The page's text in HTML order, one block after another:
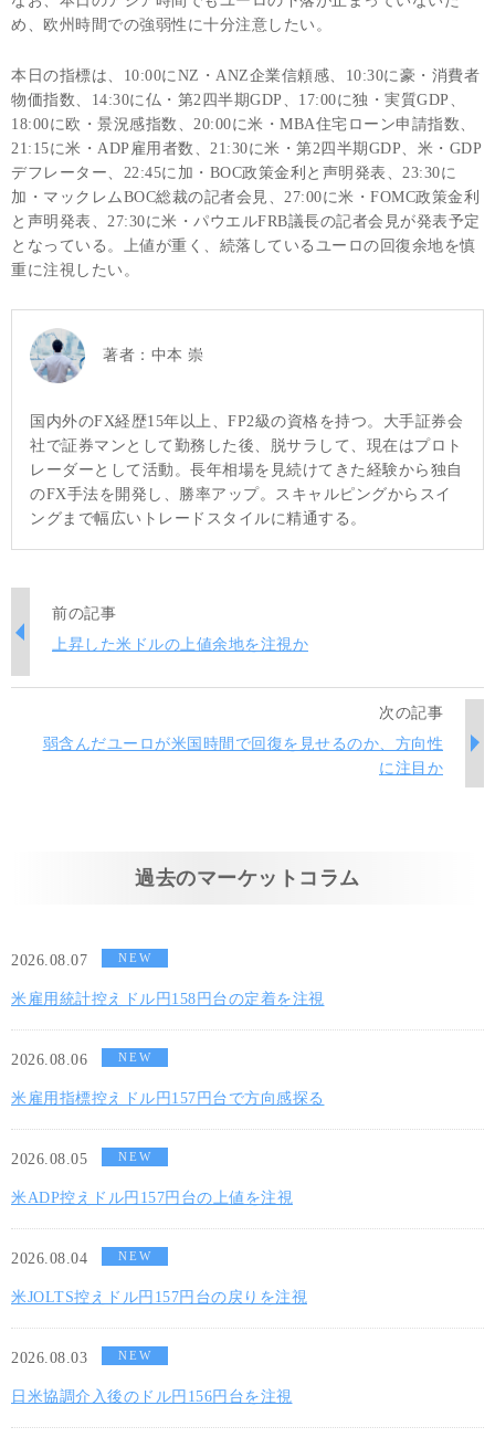
め、欧州時間での強弱性に十分注意したい。
本日の指標は、10:00にNZ・ANZ企業信頼感、10:30に豪・消費者
物価指数、14:30に仏・第2四半期GDP、17:00に独・実質GDP、
18:00に欧・景況感指数、20:00に米・MBA住宅ローン申請指数、
21:15に米・ADP雇用者数、21:30に米・第2四半期GDP、米・GDP
デフレーター、22:45に加・BOC政策金利と声明発表、23:30に
加・マックレムBOC総裁の記者会見、27:00に米・FOMC政策金利
と声明発表、27:30に米・パウエルFRB議長の記者会見が発表予定
となっている。上値が重く、続落しているユーロの回復余地を慎
重に注視したい。
著者： 中本 崇
国内外のFX経歴15年以上、FP2級の資格を持つ。大手証券会
社で証券マンとして勤務した後、脱サラして、現在はプロト
レーダーとして活動。長年相場を見続けてきた経験から独自
のFX手法を開発し、勝率アップ。スキャルピングからスイ
ングまで幅広いトレードスタイルに精通する。
前の記事
上昇した米ドルの上値余地を注視か
次の記事
弱含んだユーロが米国時間で回復を見せるのか、方向性
に注目か
過去のマーケットコラム
2026.08.07 NEW
米雇用統計控えドル円158円台の定着を注視
2026.08.06 NEW
米雇用指標控えドル円157円台で方向感探る
2026.08.05 NEW
米ADP控えドル円157円台の上値を注視
2026.08.04 NEW
米JOLTS控えドル円157円台の戻りを注視
2026.08.03 NEW
日米協調介入後のドル円156円台を注視